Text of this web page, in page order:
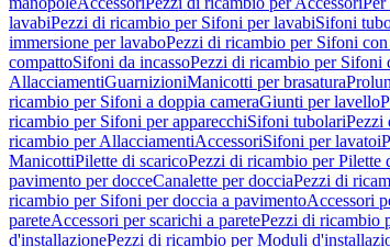
lavabiPezzi di ricambio per Sifoni per lavabiSifoni
immersione per lavaboPezzi di ricambio per Sifoni
compattoSifoni da incassoPezzi di ricambio per Sifoni
AllacciamentiGuarnizioniManicotti per brasatura
ricambio per Sifoni a doppia cameraGiunti per lavello
ricambio per Sifoni per apparecchiSifoni tubolariPezzi
ricambio per AllacciamentiAccessoriSifoni per lavatoi
ManicottiPilette di scaricoPezzi di ricambio per Pilette
pavimento per docceCanalette per docciaPezzi di
ricambio per Sifoni per doccia a pavimentoAccessori
pareteAccessori per scarichi a paretePezzi di ricambio
d'installazionePezzi di ricambio per Moduli